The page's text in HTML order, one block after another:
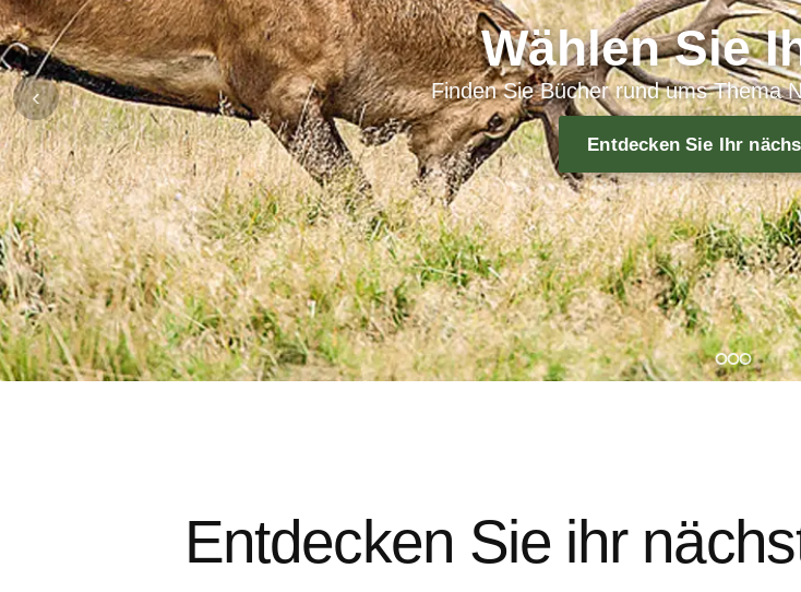
Wählen Sie
Finden Sie Bücher rund ums Thema
Entdecken Sie Ihr
‹
Entdecken Sie ihr